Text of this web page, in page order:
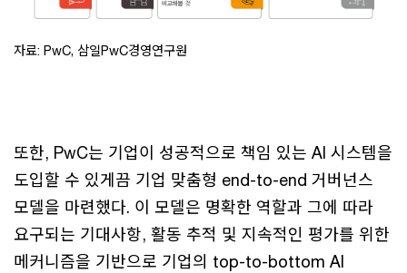
자료: PwC, 삼일PwC경영연구원
또한, PwC는 기업이 성공적으로 책임 있는 AI 시스템을
도입할 수 있게끔 기업 맞춤형 end-to-end 거버넌스
모델을 마련했다. 이 모델은 명확한 역할과 그에 따라
요구되는 기대사항, 활동 추적 및 지속적인 평가를 위한
메커니즘을 기반으로 기업의 top-to-bottom AI